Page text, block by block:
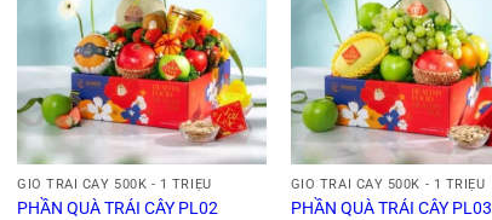
GIỎ TRÁI CÂY 500K - 1 TRIỆU
PHẦN QUÀ TRÁI CÂY PL02
GIỎ TRÁI CÂY 500K - 1 TRIỆU
PHẦN QUÀ TRÁI CÂY PL03